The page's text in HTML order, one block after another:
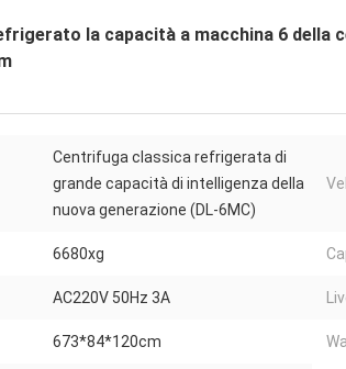
la capacità a macchina 6
Centrifuga classica refrigerata di
grande capacità di intelligenza della
nuova generazione (DL-6MC)
6680xg
AC220V 50Hz 3A
673*84*120cm